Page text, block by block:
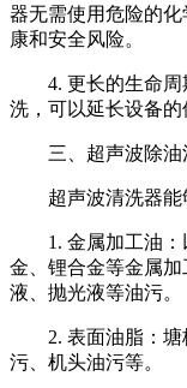
器无需使用危险的
康和安全风险。
4. 更长的生命
洗，可以延长设备的
三、超声波除
超声波清洗器能
1. 金属加工油
金、锂合金等金属
液、抛光液等油污。
2. 表面油脂：
污、机头油污等。